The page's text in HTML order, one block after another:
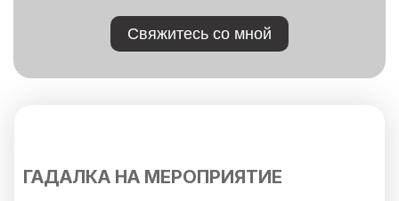
Свяжитесь со мной
ГАДАЛКА НА МЕРОПРИЯТИЕ